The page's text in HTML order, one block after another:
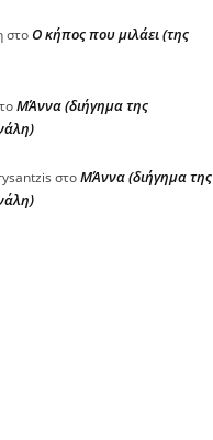
στοΟ κήπος που μιλάει (της
ΜΆννα (διήγημα της
στοΜΆννα (διήγημα της